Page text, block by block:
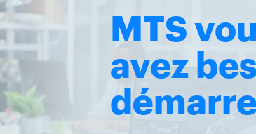
MTS
avez